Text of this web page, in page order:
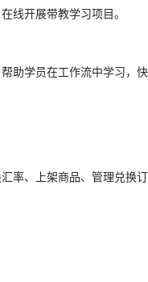
线开展带教学习项目。
助学员在工作流中学习，快
率、上架商品、管理兑换订